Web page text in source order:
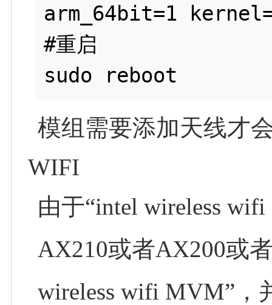
arm_64bit=1
#重启
模组需要添加天线才
WIFI
由于“intel wireless
AX210或者AX200或
wireless wifi MVM”，